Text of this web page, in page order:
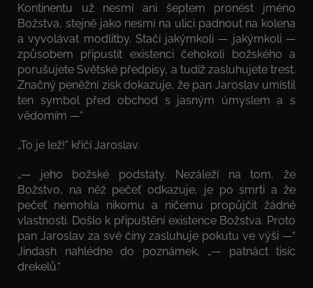
Kontinentu už nesmí ani šeptem pronést jméno
Božstva, stejně jako nesmí na ulici padnout na kolena
a vyvolávat modlitby. Stačí jakýmkoli — jakýmkoli —
způsobem připustit existenci čehokoli božského a
porušujete Světské předpisy, a tudíž zasluhujete trest.
Značný peněžní zisk dokazuje, že pan Jaroslav umístil
ten symbol před obchod s jasným úmyslem a s
vědomím —“
„To je lež!“ křičí Jaroslav.
„— jeho božské podstaty. Nezáleží na tom, že
Božstvo, na něž pečeť odkazuje, je po smrti a že
pečeť nemohla nikomu a ničemu propůjčit žádné
vlastnosti. Došlo k připuštění existence Božstva. Proto
pan Jaroslav za své činy zasluhuje pokutu ve výši —“
Jindash nahlédne do poznámek, „— patnáct tisíc
drekelů.“